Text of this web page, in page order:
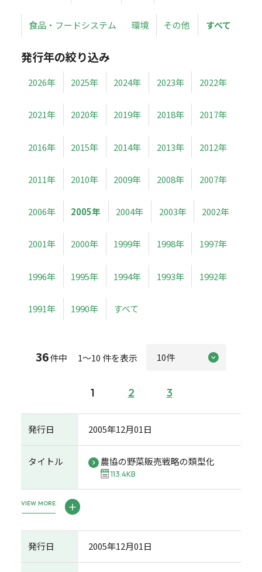
食品・フードシステム 環境 その他 すべて
発行年の絞り込み
2026年 2025年 2024年 2023年 2022年
2021年 2020年 2019年 2018年 2017年
2016年 2015年 2014年 2013年 2012年
2011年 2010年 2009年 2008年 2007年
2006年 2005年 2004年 2003年 2002年
2001年 2000年 1999年 1998年 1997年
1996年 1995年 1994年 1993年 1992年
1991年 1990年 すべて
36件中 1～10 件を表示
1 2 3
発行日 2005年12月01日
タイトル 農協の野菜販売戦略の類型化
113.4KB
VIEW MORE
発行日 2005年12月01日